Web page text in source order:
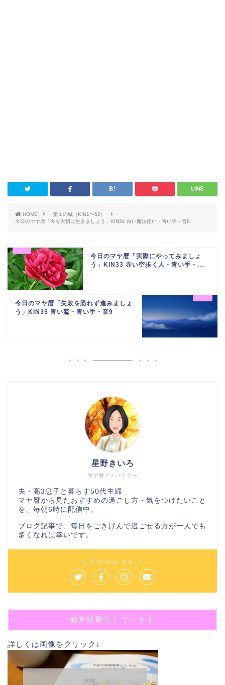
HOME
第１の城（KIN1〜52）
今日のマヤ暦「今を大切に生きましょう」KIN34 白い魔法使い・青い手・音8
今日のマヤ暦「実際にやってみましょ
う」KIN33 赤い空歩く人・青い手・...
今日のマヤ暦「失敗を恐れず進みましょ
う」KIN35 青い鷲・青い手・音9
マヤ暦アドバイザー
星野きいろ
夫・高3息子と暮らす50代主婦
マヤ暦から見たおすすめの過ごし方・気をつけたいこと
を、毎朝6時に配信中。
ブログ記事で、毎日をごきげんで過ごせる方が一人でも
多くなれば幸いです。
＼ Follow me ／
個別診断をしています
詳しくは画像をクリック↓